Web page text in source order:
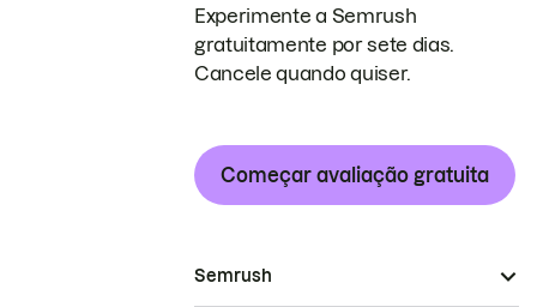
Experimente a Semrush
gratuitamente por sete dias.
Cancele quando quiser.
Começar avaliação gratuita
Semrush